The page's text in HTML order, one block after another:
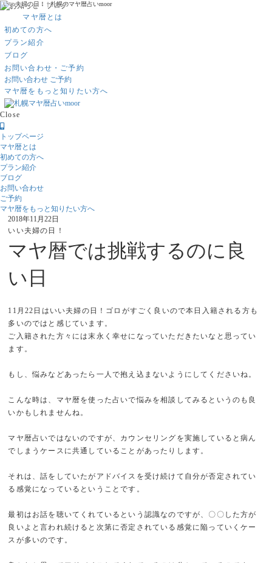
いい夫婦の日！ | 札幌のマヤ暦占いmoor
マヤ暦とは
初めての方へ
プラン紹介
ブログ
お問い合わせ・ご予約
お問い合わせ ご予約
マヤ暦をもっと知りたい方へ
Close
トップページ
マヤ暦とは
初めての方へ
プラン紹介
ブログ
お問い合わせ
ご予約
マヤ暦をもっと知りたい方へ
2018年11月22日
いい夫婦の日！
マヤ暦では挑戦するのに良
い日
11月22日はいい夫婦の日！ゴロがすごく良いので本日入籍される方も
多いのではと感じています。
ご入籍された方々には末永く幸せになっていただきたいなと思ってい
ます。
もし、悩みなどあったら一人で抱え込まないようにしてくださいね。
こんな時は、マヤ暦を使った占いで悩みを相談してみるというのも良
いかもしれませんね。
マヤ暦占いではないのですが、カウンセリングを実施していると病ん
でしまうケースに共通していることがあったりします。
それは、話をしていたがアドバイスを受け続けて自分が否定されてい
る感覚になっているということです。
最初はお話を聴いてくれているという認識なのですが、〇〇した方が
良いよと言われ続けると次第に否定されている感覚に陥っていくケー
スが多いのです。